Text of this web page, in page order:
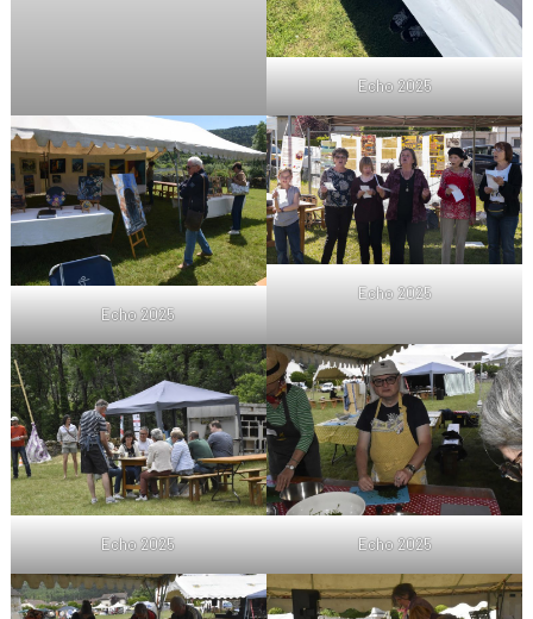
Echo 2025
Echo 2025
Echo 2025
Echo 2025 Echo 2025